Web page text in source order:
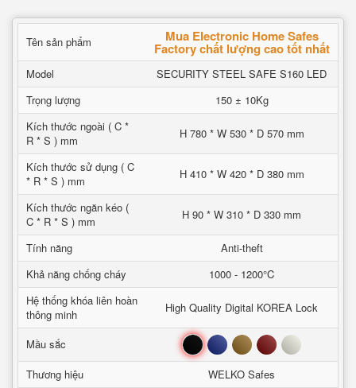
Tên sản phẩm Mua Electronic Home Safes
Factory chất lượng cao tốt nhất
Model
SECURITY STEEL SAFE S160 LED
Trọng lượng
150 ± 10Kg
Kích thước ngoài ( C *
R * S ) mm
H 780 * W 530 * D 570 mm
Kích thước sử dụng ( C
* R * S ) mm
H 410 * W 420 * D 380 mm
Kích thước ngăn kéo (
C * R * S ) mm
H 90 * W 310 * D 330 mm
Tính năng
Anti-theft
Khả năng chống cháy
1000 - 1200°C
Hệ thống khóa liên hoàn
thông minh
High Quality Digital KOREA Lock
Mầu sắc Đen Xanh Nâu Đỏ Trắng
Thương hiệu
WELKO Safes